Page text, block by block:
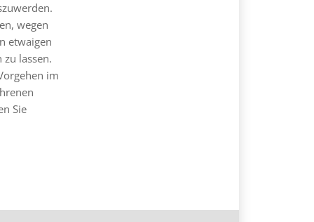
wegen
etwaigen
lassen.
im
Sie